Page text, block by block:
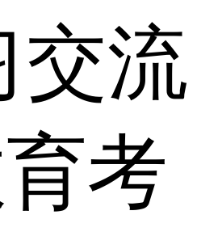
交流
考